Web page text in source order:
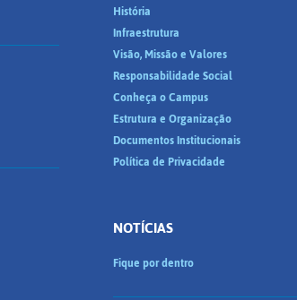
História
Infraestrutura
Visão, Missão e Valores
Responsabilidade Social
Conheça o Campus
Estrutura e Organização
Documentos Institucionais
Política de Privacidade
NOTÍCIAS
Fique por dentro